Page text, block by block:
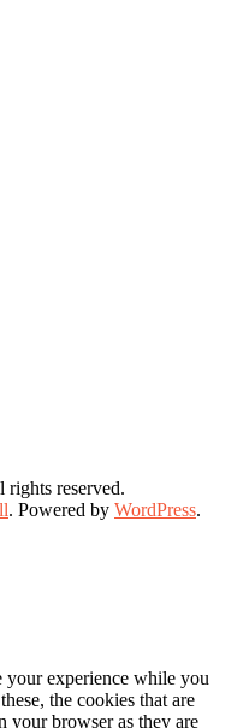
rights reserved.
. Powered by WordPress.
your experience while you
the cookies that are
your browser as they are